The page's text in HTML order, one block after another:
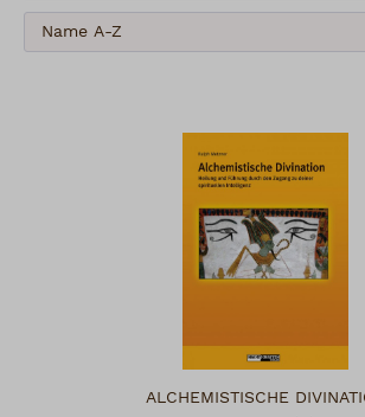
ALCHEMISTISCHE